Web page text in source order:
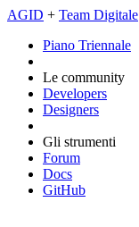
AGID + Team Digitale
Piano Triennale
Le community
Developers
Designers
Gli strumenti
Forum
Docs
GitHub